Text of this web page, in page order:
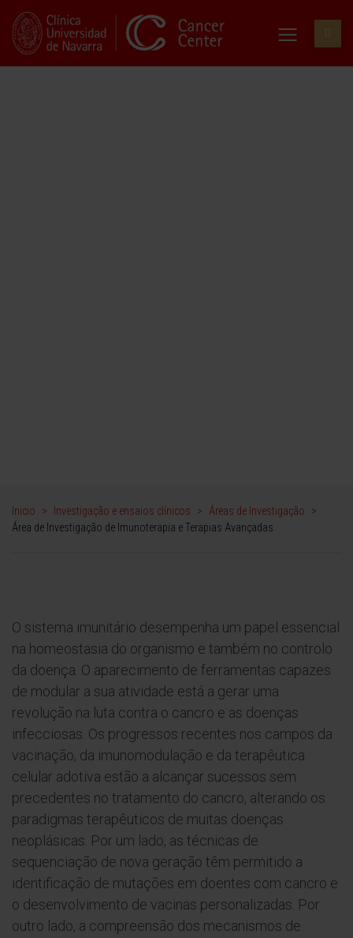
Inicio > Investigação e ensaios clínicos > Áreas de Investigação
>
Área de Investigação de Imunoterapia e Terapias Avançadas
O sistema imunitário desempenha um papel essencial
na homeostasia do organismo e também no controlo
da doença. O aparecimento de ferramentas capazes
de modular a sua atividade está a gerar uma
revolução na luta contra o cancro e as doenças
infecciosas. Os progressos recentes nos campos da
vacinação, da imunomodulação e da terapêutica
celular adotiva estão a alcançar sucessos sem
precedentes no tratamento do cancro, alterando os
paradigmas terapêuticos de muitas doenças
neoplásicas. Por um lado, as técnicas de
sequenciação de nova geração têm permitido a
identificação de mutações em doentes com cancro e
o desenvolvimento de vacinas personalizadas. Por
outro lado, a compreensão dos mecanismos de